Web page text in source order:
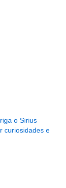
o Sirius
curiosidades e